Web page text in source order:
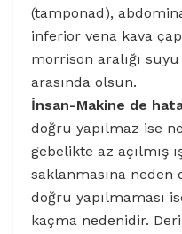
(tamponad),
inferior vena kava
morrison aralığı
arasında olsun.
İnsan-Makine de
doğru yapılmaz ise
gebelikte az açılmış
saklanmasına neden
doğru yapılmaması
kaçma nedenidir.